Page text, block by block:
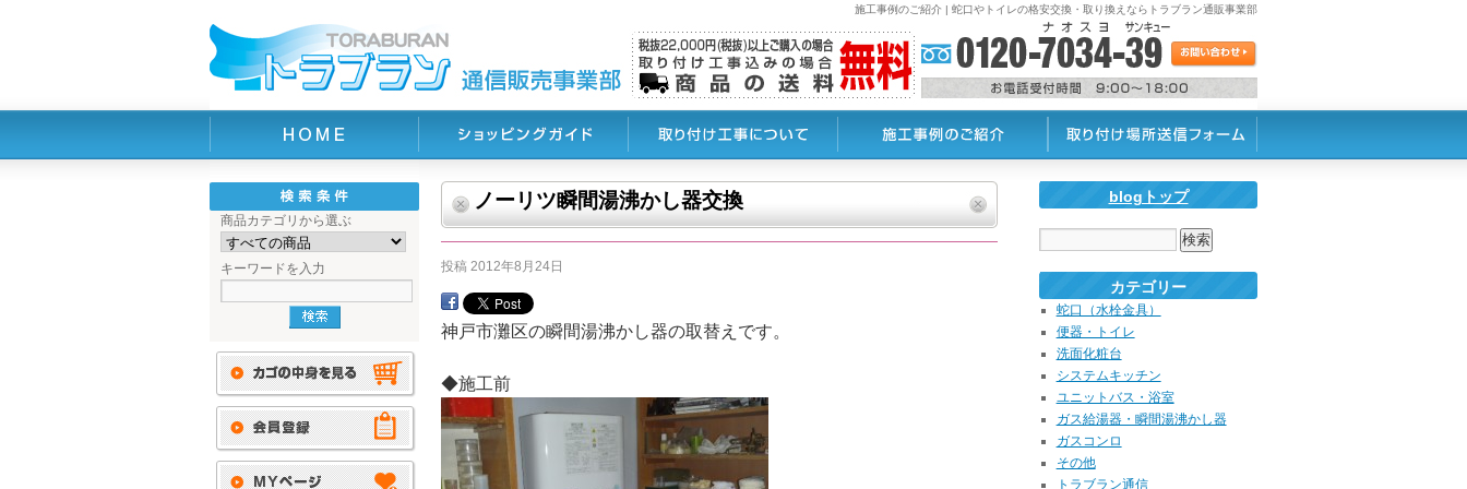
施工事例のご紹介 | 蛇口やトイレの格安交換・取り換えならトラブラン通販事業部
商品カテゴリから選ぶ
キーワードを入力
blogトップ
カテゴリー
蛇口（水栓金具）
便器・トイレ
洗面化粧台
システムキッチン
ユニットバス・浴室
ガス給湯器・瞬間湯沸かし器
ガスコンロ
その他
トラブラン通信
ノーリツ瞬間湯沸かし器交換
投稿 2012年8月24日
神戸市灘区の瞬間湯沸かし器の取替えです。
◆施工前